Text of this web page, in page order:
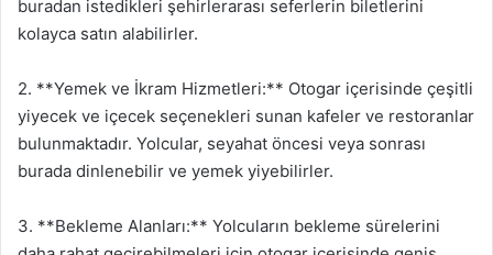
buradan istedikleri şehirlerarası seferlerin biletlerini
kolayca satın alabilirler.
2. **Yemek ve İkram Hizmetleri:** Otogar içerisinde çeşitli
yiyecek ve içecek seçenekleri sunan kafeler ve restoranlar
bulunmaktadır. Yolcular, seyahat öncesi veya sonrası
burada dinlenebilir ve yemek yiyebilirler.
3. **Bekleme Alanları:** Yolcuların bekleme sürelerini